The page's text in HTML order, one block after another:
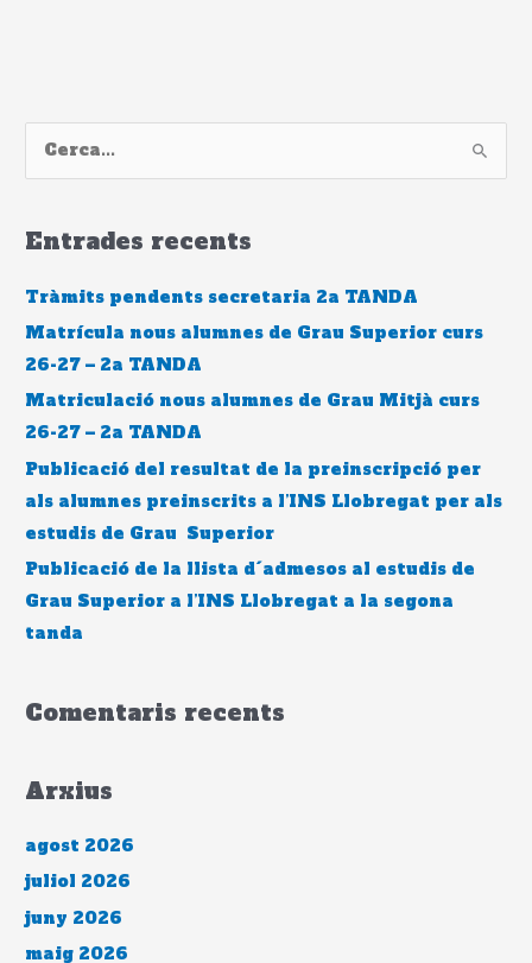
e
c
Entrades recents
Tràmits pendents secretaria 2a TANDA
Matrícula nous alumnes de Grau Superior curs
26-27 – 2a TANDA
Matriculació nous alumnes de Grau Mitjà curs
26-27 – 2a TANDA
Publicació del resultat de la preinscripció per
als alumnes preinscrits a l’INS Llobregat per als
estudis de Grau Superior
Publicació de la llista d´admesos al estudis de
Grau Superior a l’INS Llobregat a la segona
tanda
Comentaris recents
Arxius
agost 2026
juliol 2026
juny 2026
maig 2026